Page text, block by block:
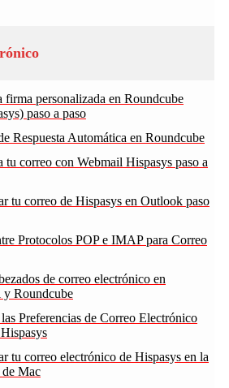
firma personalizada en Roundcube
paso a paso
Respuesta Automática en Roundcube
tu correo con Webmail Hispasys paso a
tu correo de Hispasys en Outlook paso
Protocolos POP e IMAP para Correo
de correo electrónico en
Roundcube
Preferencias de Correo Electrónico
tu correo electrónico de Hispasys en la
Mac